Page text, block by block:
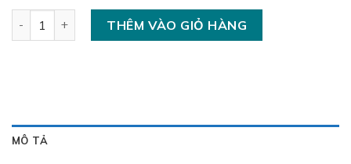
Cốt nghệ sẻ số lượngTHÊM VÀO GIỎ HÀNG
MÔ TẢ